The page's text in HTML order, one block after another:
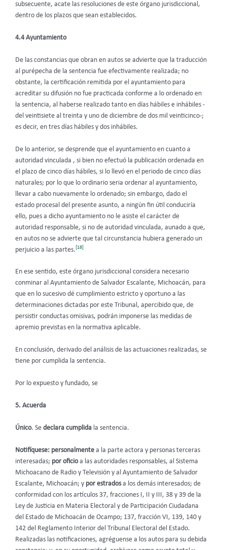
subsecuente, acate las resoluciones de este órgano jurisdiccional,
dentro de los plazos que sean establecidos.
4.4 Ayuntamiento
De las constancias que obran en autos se advierte que la traducción
al purépecha de la sentencia fue efectivamente realizada; no
obstante, la certificación remitida por el ayuntamiento para
acreditar su difusión no fue practicada conforme a lo ordenado en
la sentencia, al haberse realizado tanto en días hábiles e inhábiles -
del veintisiete al treinta y uno de diciembre de dos mil veinticinco-;
es decir, en tres días hábiles y dos inhábiles.
De lo anterior, se desprende que el ayuntamiento en cuanto a
autoridad vinculada , si bien no efectuó la publicación ordenada en
el plazo de cinco días hábiles, si lo llevó en el periodo de cinco días
naturales; por lo que lo ordinario seria ordenar al ayuntamiento,
llevar a cabo nuevamente lo ordenado; sin embargo, dado el
estado procesal del presente asunto, a ningún fin útil conduciría
ello, pues a dicho ayuntamiento no le asiste el carácter de
autoridad responsable, si no de autoridad vinculada, aunado a que,
en autos no se advierte que tal circunstancia hubiera generado un
perjuicio a las partes. [18]
En ese sentido, este órgano jurisdiccional considera necesario
conminar al Ayuntamiento de Salvador Escalante, Michoacán, para
que en lo sucesivo dé cumplimiento estricto y oportuno a las
determinaciones dictadas por este Tribunal, apercibido que, de
persistir conductas omisivas, podrán imponerse las medidas de
apremio previstas en la normativa aplicable.
En conclusión, derivado del análisis de las actuaciones realizadas, se
tiene por cumplida la sentencia.
Por lo expuesto y fundado, se
5. Acuerda
Único. Se declara cumplida la sentencia.
Notifíquese: personalmente a la parte actora y personas terceras
interesadas; por oficioa las autoridades responsables, al Sistema
Michoacano de Radio y Televisión y al Ayuntamiento de Salvador
Escalante, Michoacán; y por estradosa los demás interesados; de
conformidad con los artículos 37, fracciones I, II y III, 38 y 39 de la
Ley de Justicia en Materia Electoral y de Participación Ciudadana
del Estado de Michoacán de Ocampo; 137, fracción VI, 139, 140 y
142 del Reglamento Interior del Tribunal Electoral del Estado.
Realizadas las notificaciones, agréguense a los autos para su debida